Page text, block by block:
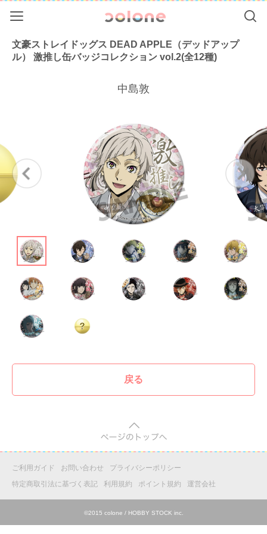
colone（
文豪ストレイドッグス DEAD APPLE（デッドアップ
ル） 激推し缶バッジコレクション vol.2(全12種)
中島敦
戻る
ご利用ガイド お問い合わせ
プライバシーポリシー
特定商取引法に基づく表記
利用規約 ポイント規約 運営会社
©2015 colone / HOBBY STOCK inc.